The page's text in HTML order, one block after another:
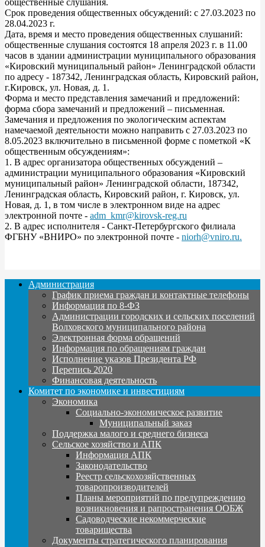
Срок проведения общественных обсуждений: с 27.03.2023 по
28.04.2023 г.
Дата, время и место проведения общественных слушаний:
общественные слушания состоятся 18 апреля 2023 г. в 11.00
часов в здании администрации муниципального образования
«Кировский муниципальный район» Ленинградской области
по адресу - 187342, Ленинградская область, Кировский район,
г.Кировск, ул. Новая, д. 1.
Форма и место представления замечаний и предложений:
форма сбора замечаний и предложений – письменная.
Замечания и предложения по экологическим аспектам
намечаемой деятельности можно направить с 27.03.2023 по
8.05.2023 включительно в письменной форме с пометкой «К
общественным обсуждениям»:
1. В адрес организатора общественных обсуждений –
администрации муниципального образования «Кировский
муниципальный район» Ленинградской области, 187342,
Ленинградская область, Кировский район, г. Кировск, ул.
Новая, д. 1, в том числе в электронном виде на адрес
электронной почте - adm_kmr@kirovsk-reg.ru
2. В адрес исполнителя - Санкт-Петербургского филиала
ФГБНУ «ВНИРО» по электронной почте - niorh@vniro.ru.
Администрация
График приема граждан и контактные телефоны
Информация по 8-ФЗ
Администрации городских и сельских поселений
Волховского муниципального района
Электронная форма обращений
Информация по обращениям граждан
Исполнение указов Президента РФ
Перепись 2020
Финансовая деятельность
Комитет по экономике и инвестициям
Экономика
Социально-экономическое развитие
Муниципальный заказ
Поддержка малого и среднего бизнеса
Сельское хозяйство и АПК
Информация АПК
Законодательство
Реестр сельскохозяйственных
товаропроизводителей
Планы мероприятий по предупреждению
возникновения и рапространения ООБЖ
Садоводческие некоммерческие
товарищества
Документы стратегического планирования